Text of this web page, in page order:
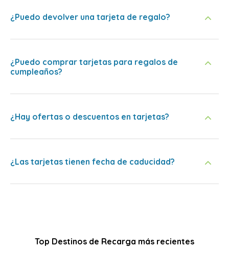
¿Puedo devolver una tarjeta de regalo?
¿Puedo comprar tarjetas para regalos de
cumpleaños?
¿Hay ofertas o descuentos en tarjetas?
¿Las tarjetas tienen fecha de caducidad?
Top Destinos de Recarga más recientes